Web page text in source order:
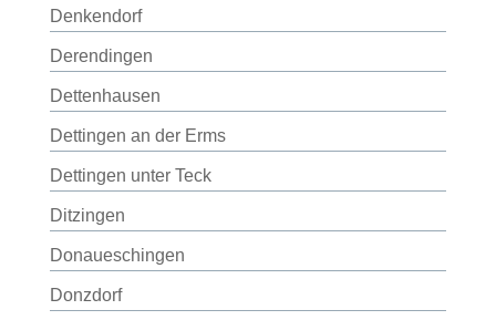
Denkendorf
Derendingen
Dettenhausen
Dettingen an der Erms
Dettingen unter Teck
Ditzingen
Donaueschingen
Donzdorf